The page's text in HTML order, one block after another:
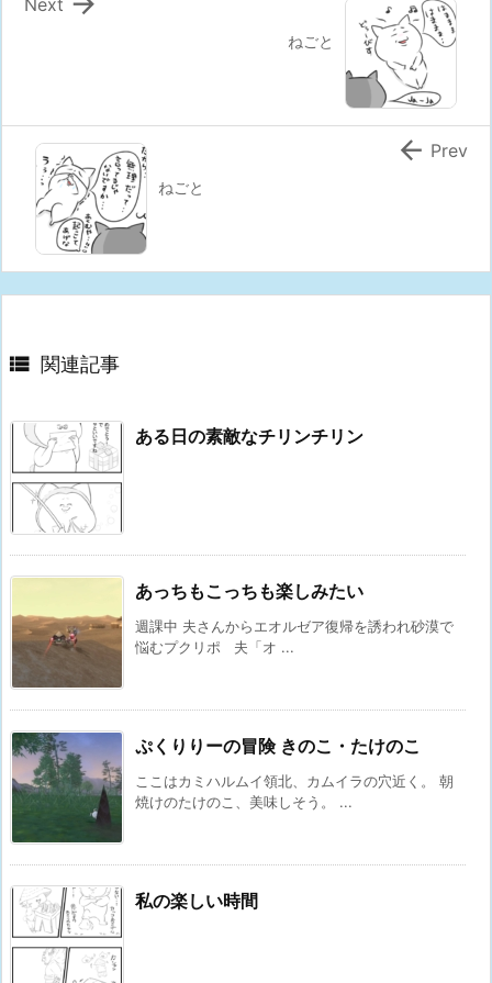
ねごと
ねごと
 Prev
 関連記事
ある日の素敵なチリンチリン
あっちもこっちも楽しみたい
週課中 夫さんからエオルゼア復帰を誘われ砂漠で
悩むプクリポ 夫「オ ...
ぷくりりーの冒険 きのこ・たけのこ
ここはカミハルムイ領北、カムイラの穴近く。 朝
焼けのたけのこ、美味しそう。 ...
私の楽しい時間